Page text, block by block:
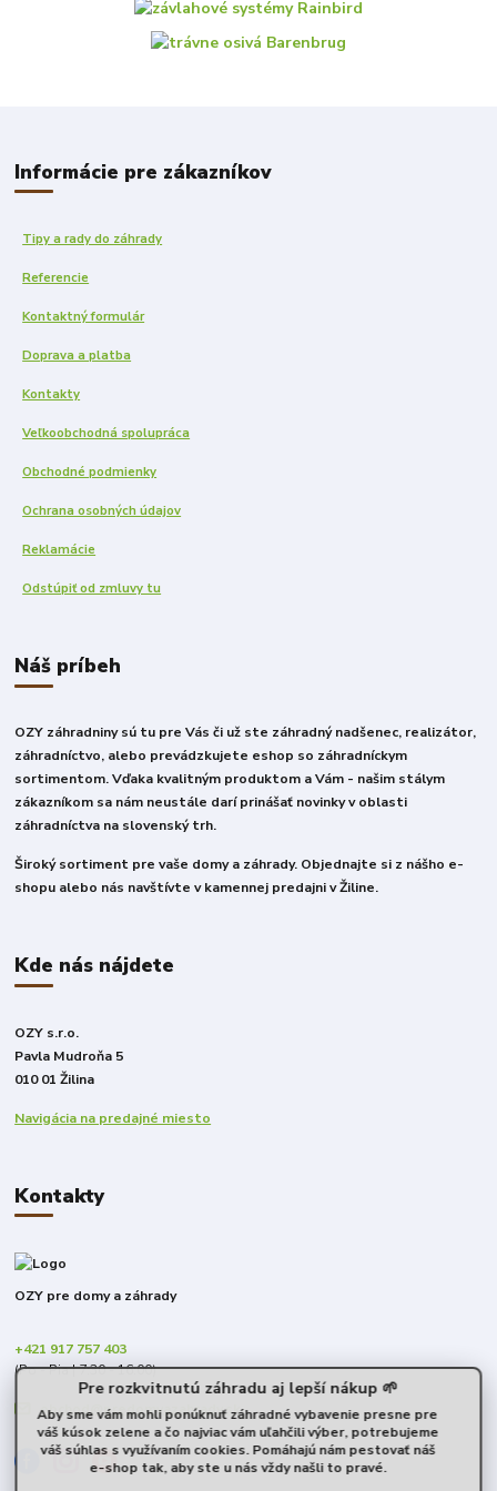
Informácie pre zákazníkov
Tipy a rady do záhrady
Referencie
Kontaktný formulár
Doprava a platba
Kontakty
Veľkoobchodná spolupráca
Obchodné podmienky
Ochrana osobných údajov
Reklamácie
Odstúpiť od zmluvy tu
Náš príbeh
OZY záhradniny sú tu pre Vás či už ste záhradný nadšenec, realizátor,
záhradníctvo, alebo prevádzkujete eshop so záhradníckym
sortimentom. Vďaka kvalitným produktom a Vám - našim stálym
zákazníkom sa nám neustále darí prinášať novinky v oblasti
záhradníctva na slovenský trh.
Široký sortiment pre vaše domy a záhrady. Objednajte si z nášho e-
shopu alebo nás navštívte v kamennej predajni v Žiline.
Kde nás nájdete
OZY s.r.o.
Pavla Mudroňa 5
010 01 Žilina
Navigácia na predajné miesto
Kontakty
OZY pre domy a záhrady
+421 917 757 403
(Po - Pia | 7:30 - 16:00)
obchod@predomyazahrady.sk
Pre rozkvitnutú záhradu aj lepší nákup 🌱
Aby sme vám mohli ponúknuť záhradné vybavenie presne pre
váš kúsok zelene a čo najviac vám uľahčili výber, potrebujeme
váš súhlas s využívaním cookies. Pomáhajú nám pestovať náš
e-shop tak, aby ste u nás vždy našli to pravé.